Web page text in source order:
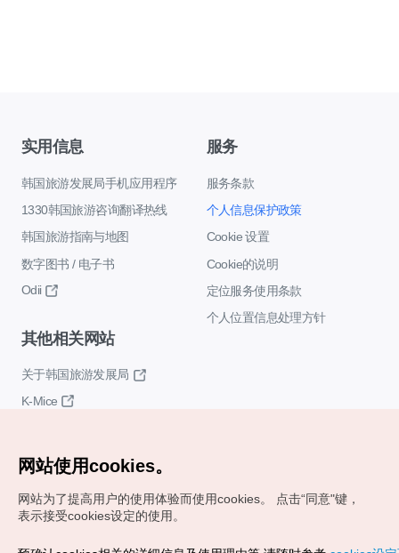
实用信息
韩国旅游发展局手机应用程序
1330韩国旅游咨询翻译热线
韩国旅游指南与地图
数字图书 / 电子书
Odii
服务
服务条款
个人信息保护政策
Cookie 设置
Cookie的说明
定位服务使用条款
个人位置信息处理方针
其他相关网站
关于韩国旅游发展局
K-Mice
Copyrights (c) 韩国旅游发展局版权所有
网站使用cookies。
网站为了提高用户的使用体验而使用cookies。
点击“同意"键，
表示接受cookies设定的使用。